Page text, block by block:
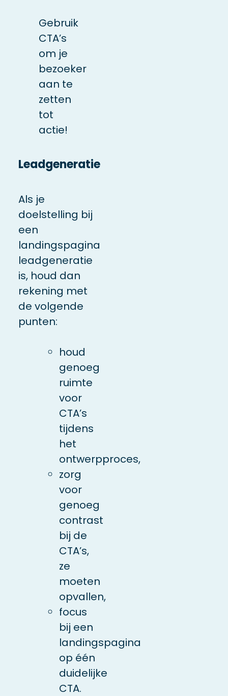
Gebruik
CTA’s
om je
bezoeker
aan te
zetten
tot
actie!
Leadgeneratie
Als je
doelstelling bij
een
landingspagina
leadgeneratie
is, houd dan
rekening met
de volgende
punten:
houd
genoeg
ruimte
voor
CTA’s
tijdens
het
ontwerpproces,
zorg
voor
genoeg
contrast
bij de
CTA’s,
ze
moeten
opvallen,
focus
bij een
landingspagina
op één
duidelijke
CTA.